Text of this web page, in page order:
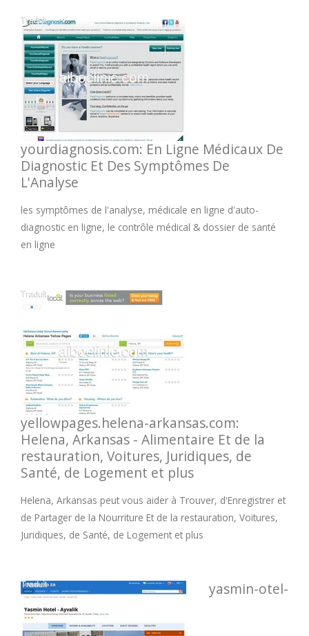
yourdiagnosis.com: En Ligne Médicaux De
Diagnostic Et Des Symptômes De
L'Analyse
les symptômes de l'analyse, médicale en ligne d'auto-
diagnostic en ligne, le contrôle médical & dossier de santé
en ligne
yellowpages.helena-arkansas.com:
Helena, Arkansas - Alimentaire Et de la
restauration, Voitures, Juridiques, de
Santé, de Logement et plus
Helena, Arkansas peut vous aider à Trouver, d'Enregistrer et
de Partager de la Nourriture Et de la restauration, Voitures,
Juridiques, de Santé, de Logement et plus
yasmin-otel-